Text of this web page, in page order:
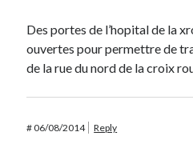
Des portes de l’hopital de la
ouvertes pour permettre de
de la rue du nord de la croix
#06/08/2014 Reply